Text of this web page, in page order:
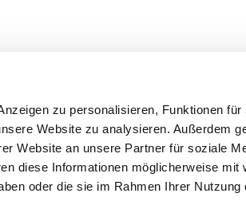
zu personalisieren, Funktionen
Website zu analysieren. Außerdem
Website an unsere Partner für soziale
diese Informationen möglicherweise mit
oder die sie im Rahmen Ihrer Nutzung